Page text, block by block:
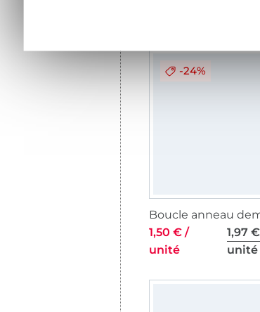
-24%
1,50 € /
unité
1,97
unité